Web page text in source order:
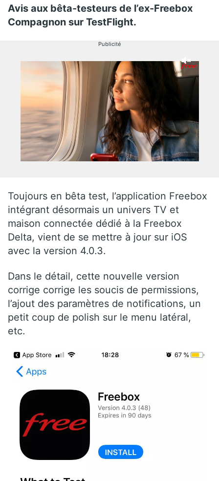
Avis aux bêta-testeurs de l’ex-Freebox
Compagnon sur TestFlight.
Publicité
Toujours en bêta test, l’application Freebox
intégrant désormais un univers TV et
maison connectée dédié à la Freebox
Delta, vient de se mettre à jour sur iOS
avec la version 4.0.3.
Dans le détail, cette nouvelle version
corrige corrige les soucis de permissions,
l’ajout des paramètres de notifications, un
petit coup de polish sur le menu latéral,
etc.